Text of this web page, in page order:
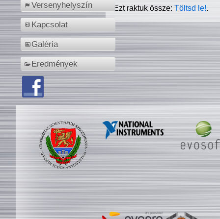
Versenyhelyszín
Kapcsolat
Galéria
Eredmények
Ezt raktuk össze:Töltsd le!.